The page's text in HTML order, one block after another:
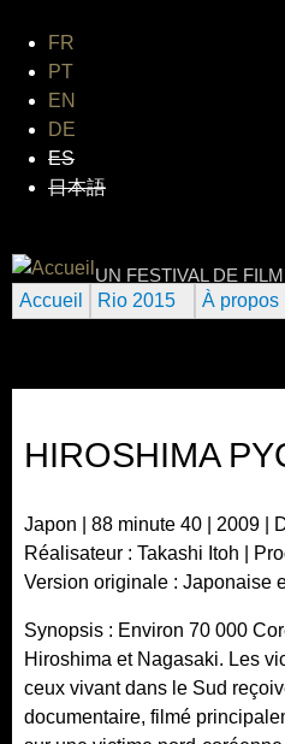
FR
PT
EN
DE
ES
日本語
UN FESTIVAL DE
HIROSHIMA
Japon | 88 minute 40 | 2009 |
Réalisateur : Takashi Itoh |
Version originale : Japonaise
Synopsis : Environ 70 000
Hiroshima et Nagasaki. Les
ceux vivant dans le Sud
documentaire, filmé
Accueil Rio 2015 À propos